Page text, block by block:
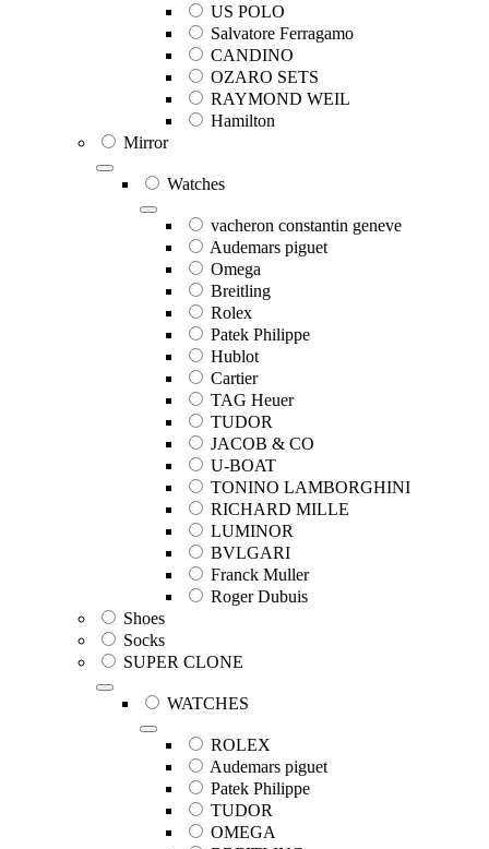
US POLO
Salvatore Ferragamo
CANDINO
OZARO SETS
RAYMOND WEIL
Hamilton
Mirror
Watches
vacheron constantin geneve
Audemars piguet
Omega
Breitling
Rolex
Patek Philippe
Hublot
Cartier
TAG Heuer
TUDOR
JACOB & CO
U-BOAT
TONINO LAMBORGHINI
RICHARD MILLE
LUMINOR
BVLGARI
Franck Muller
Roger Dubuis
Shoes
Socks
SUPER CLONE
WATCHES
ROLEX
Audemars piguet
Patek Philippe
TUDOR
OMEGA